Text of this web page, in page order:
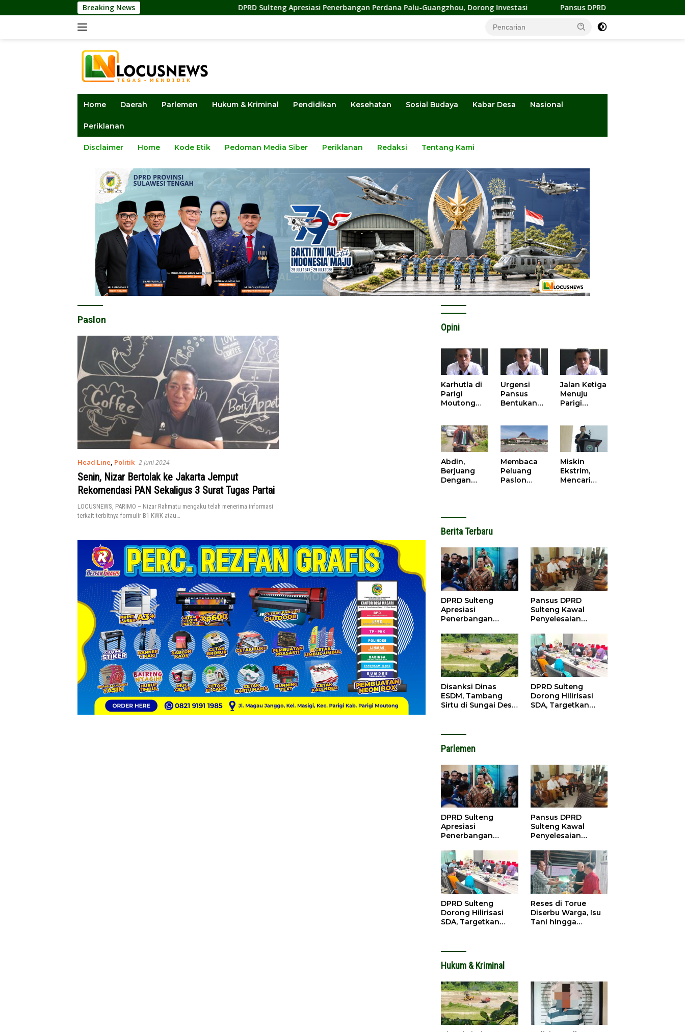
ke
Breaking News DPRD Sulteng Apresiasi Penerbangan Perdana Palu-Guangzhou, Dorong Investasi Pansus DPRD Sulteng Kawal Penyelesaian Konflik
Home Daerah Parlemen Hukum & Kriminal Pendidikan Kesehatan Sosial Budaya Kabar Desa Nasional
Periklanan
Disclaimer Home Kode Etik Pedoman Media Siber Periklanan Redaksi Tentang Kami
Paslon
Head Line, Politik 2 Juni 2024
Senin, Nizar Bertolak ke Jakarta Jemput
Rekomendasi PAN Sekaligus 3 Surat Tugas Partai
LOCUSNEWS, PARIMO – Nizar Rahmatu mengaku telah menerima informasi
terkait terbitnya formulir B1 KWK atau…
Opini
Karhutla di
Parigi
Moutong
Tantangan
Tata Kelola
Mitigasi
Bencana
Urgensi
Pansus
Bentukan
Kisruh
Pengusulan
52 Titik
WPR di
Parigi
Moutong.
Jalan Ketiga
Menuju
Parigi
Beradab
Abdin,
Berjuang
Dengan
Naik Motor
Butut
Membaca
Peluang
Paslon
Miskin
Ekstrim,
Mencari
Berita Terbaru
DPRD Sulteng
Apresiasi
Penerbangan
Guangzhou, Dorong
Investasi
Pansus DPRD
Sulteng Kawal
Penyelesaian
Sawit di Tolitoli
Disanksi Dinas
ESDM, Tambang
Sirtu di Sungai Desa
DPRD Sulteng
Dorong Hilirisasi
SDA, Targetkan
Parlemen
DPRD Sulteng
Apresiasi
Penerbangan
Guangzhou, Dorong
Investasi
Pansus DPRD
Sulteng Kawal
Penyelesaian
Sawit di Tolitoli
DPRD Sulteng
Dorong Hilirisasi
SDA, Targetkan
Reses di Torue
Diserbu Warga, Isu
Tani hingga
Hukum & Kriminal